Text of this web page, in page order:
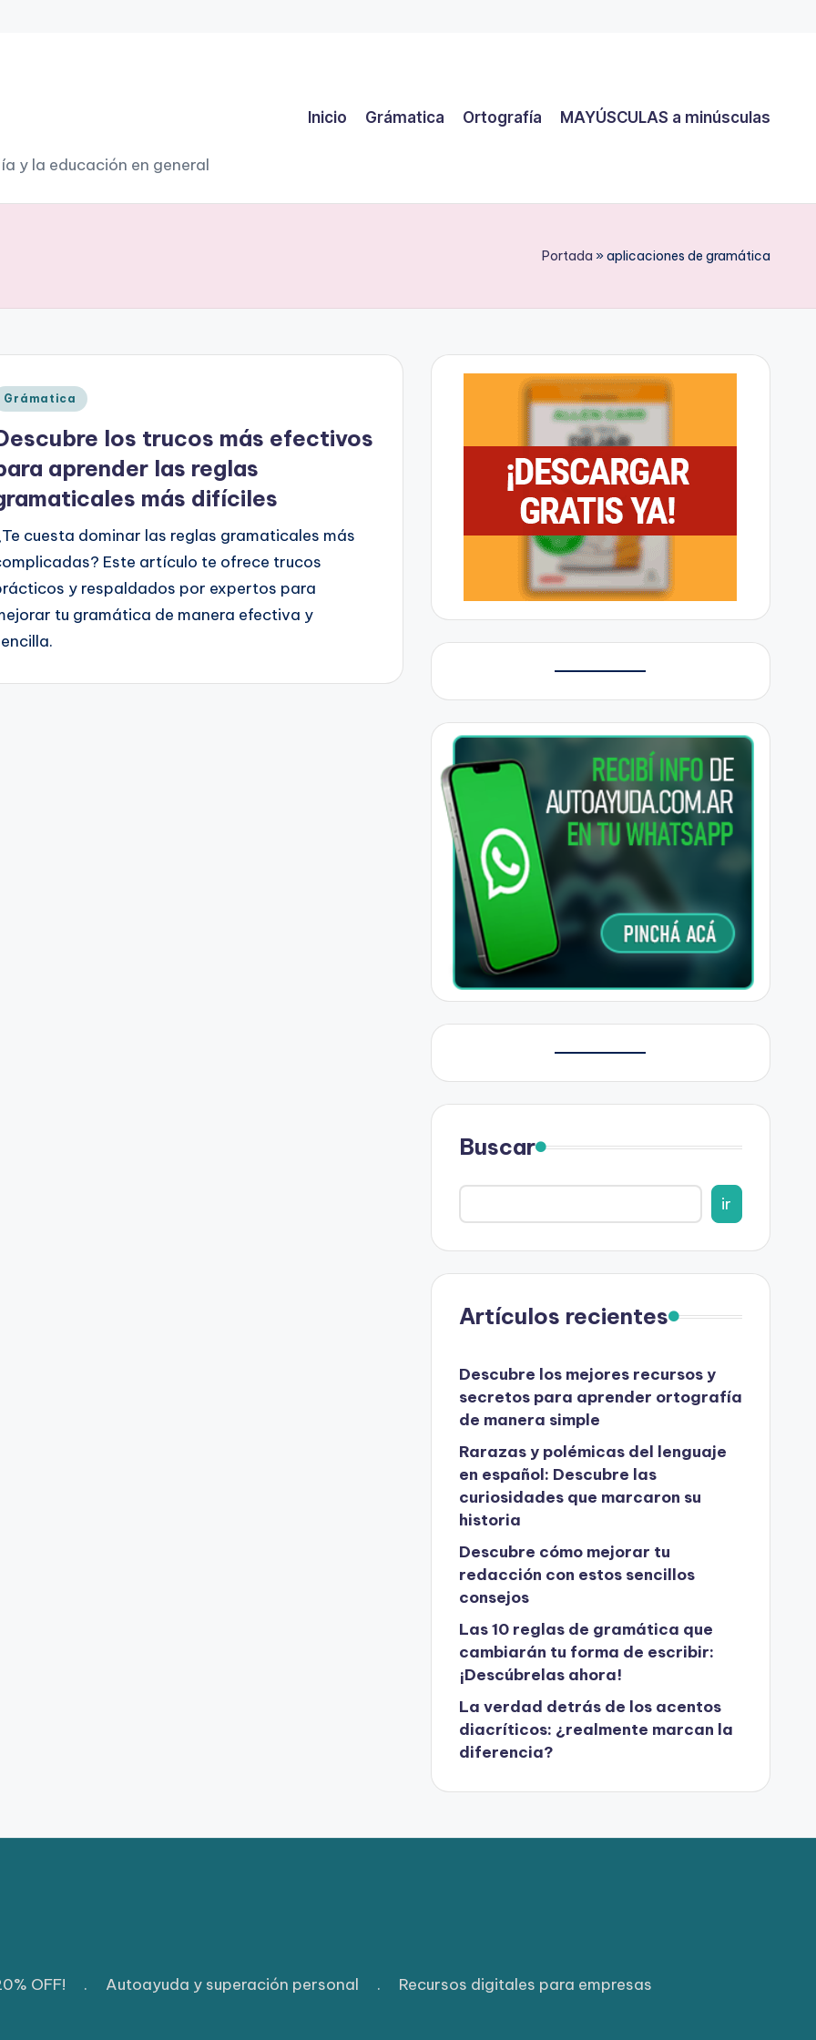
y la educación en general
Inicio Grámatica Ortografía MAYÚSCULAS a minúsculas
Portada »aplicaciones de gramática
Grámatica
los trucos más efectivos
aprender las reglas
más difíciles
cuesta dominar las reglas gramaticales más
Este artículo te ofrece trucos
y respaldados por expertos para
tu gramática de manera efectiva y
Buscar
ir
Artículos recientes
Descubre los mejores recursos y
secretos para aprender ortografía
de manera simple
Rarazas y polémicas del lenguaje
en español: Descubre las
curiosidades que marcaron su
historia
Descubre cómo mejorar tu
redacción con estos sencillos
consejos
Las 10 reglas de gramática que
cambiarán tu forma de escribir:
¡Descúbrelas ahora!
La verdad detrás de los acentos
diacríticos: ¿realmente marcan la
diferencia?
OFF! . Autoayuda y superación personal . Recursos digitales para empresas